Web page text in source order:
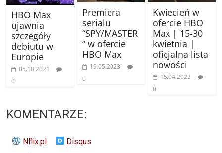
HBO Max
ujawnia
szczegóły
debiutu w
Europie
05.10.2021
0
Premiera
serialu
“SPY/MASTER
” w ofercie
HBO Max
19.05.2023
0
Kwiecień w
ofercie HBO
Max | 15-30
kwietnia |
oficjalna lista
nowości
15.04.2023
0
KOMENTARZE:
Nflix.pl Disqus